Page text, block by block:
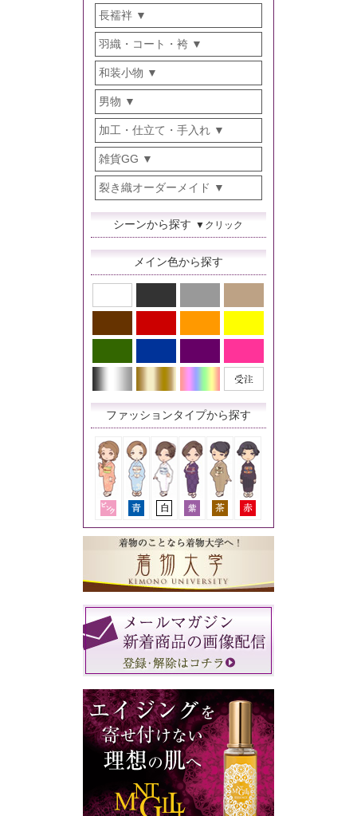
長襦袢
羽織・コート・袴
和装小物
男物
加工・仕立て・手入れ
雑貨GG
裂き織オーダーメイド
シーンから探す ▼クリック
メイン色から探す
ファッションタイプから探す